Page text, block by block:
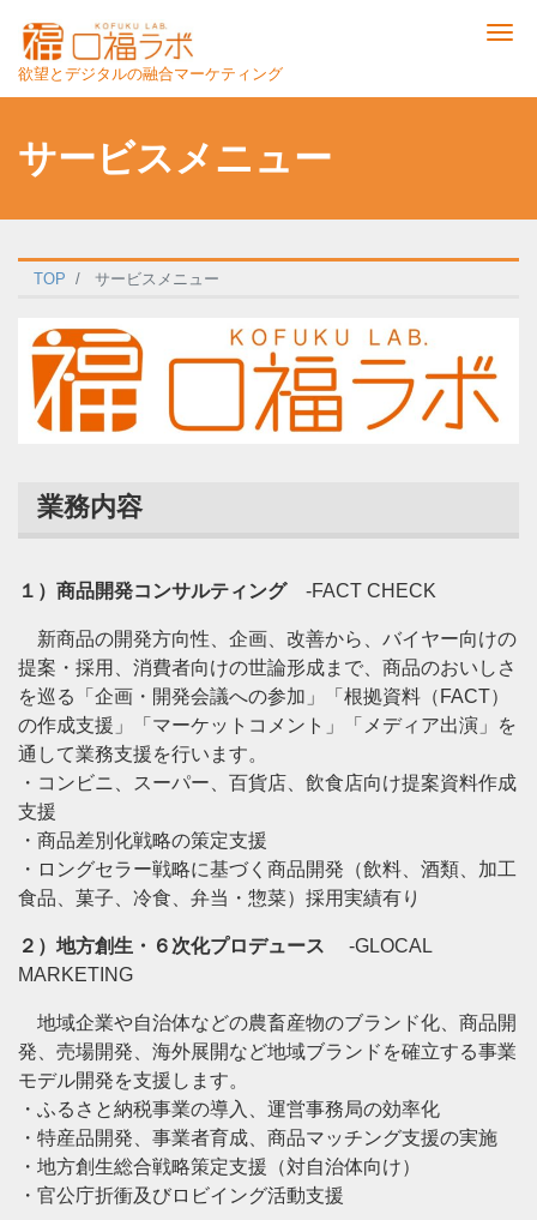
欲望とデジタルの融合マーケティング
サービスメニュー
TOP サービスメニュー
業務内容
１）商品開発コンサルティング-FACT CHECK
新商品の開発方向性、企画、改善から、バイヤー向けの
提案・採用、消費者向けの世論形成まで、商品のおいしさ
を巡る「企画・開発会議への参加」「根拠資料（FACT）
の作成支援」「マーケットコメント」「メディア出演」を
通して業務支援を行います。
・コンビニ、スーパー、百貨店、飲食店向け提案資料作成
支援
・商品差別化戦略の策定支援
・ロングセラー戦略に基づく商品開発（飲料、酒類、加工
食品、菓子、冷食、弁当・惣菜）採用実績有り
２）地方創生・６次化プロデュース -GLOCAL
MARKETING
地域企業や自治体などの農畜産物のブランド化、商品開
発、売場開発、海外展開など地域ブランドを確立する事業
モデル開発を支援します。
・ふるさと納税事業の導入、運営事務局の効率化
・特産品開発、事業者育成、商品マッチング支援の実施
・地方創生総合戦略策定支援（対自治体向け）
・官公庁折衝及びロビイング活動支援